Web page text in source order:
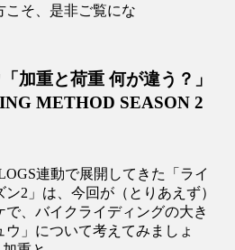
そ、是非ご覧にな
加重と荷重 何が違う？」
METHOD SEASON 2
連動で展開してきた「ライ
2」は、今回が（とりあえず）
、バイクライディングの大き
」について考えてみましょ